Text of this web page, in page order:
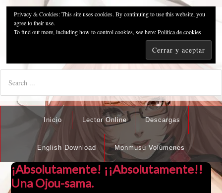
Pzykosis666HFansub
"I'm the best there is at what I do, but what I do best isn't very
Inicio Lector Online Descargas
English Download Monmusu Volúmenes
¡Absolutamente! ¡¡Absolutamente!!
Una Ojou-sama.
Privacy & Cookies: This site uses cookies. By continuing to use this website, you
agree to their use.
To find out more, including how to control cookies, see here:Política de cookies